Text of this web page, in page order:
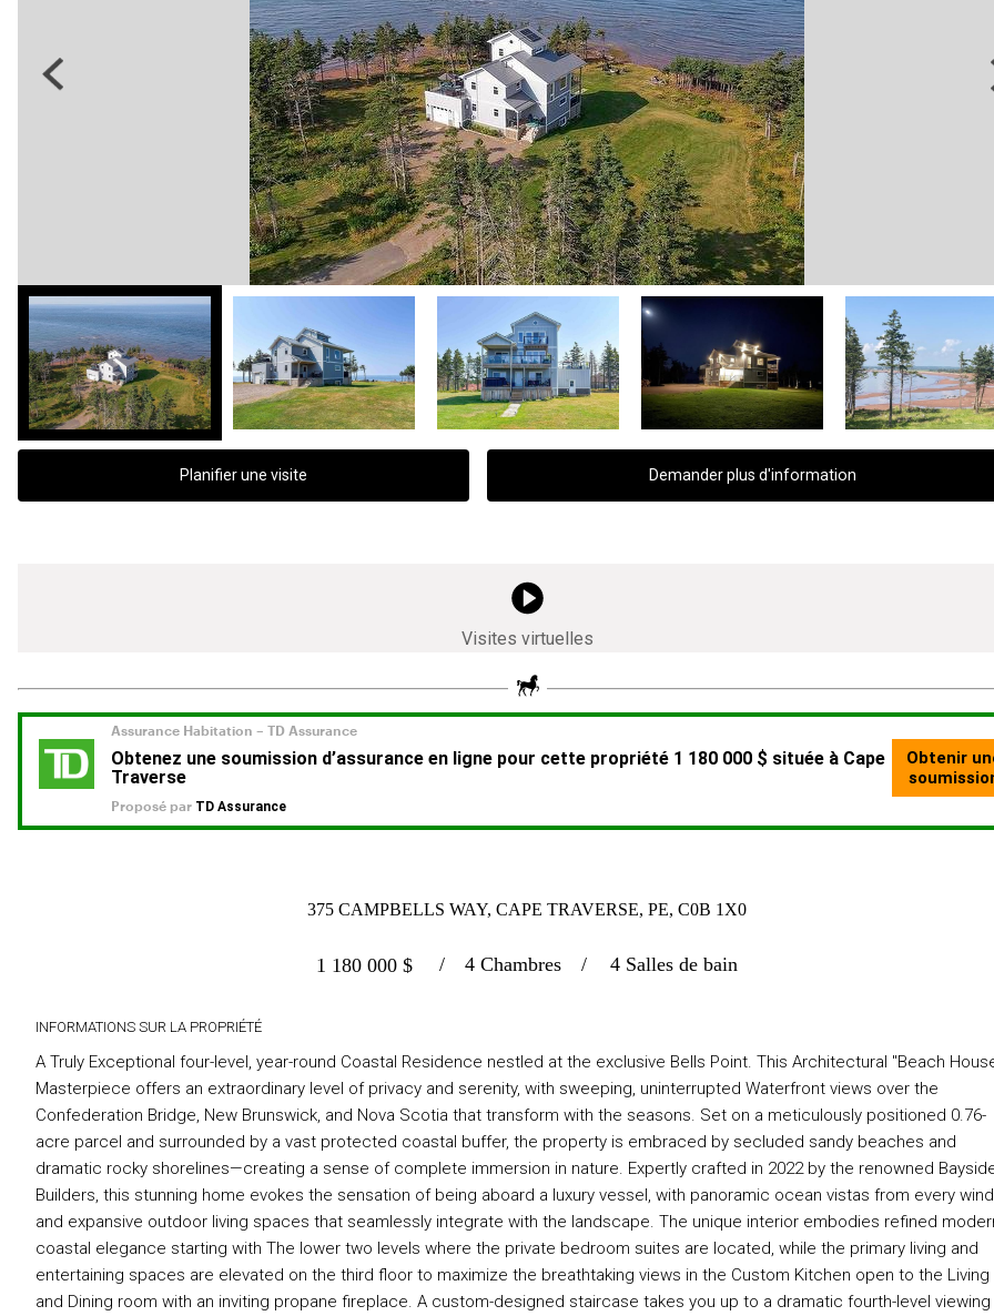
Previous
Planifier une visite Demander plus d'information
Visites virtuelles
375 CAMPBELLS WAY, CAPE TRAVERSE, PE, C0B 1X0
1 180 000$ 4 Chambres 4 Salles de bain
INFORMATIONS SUR LA PROPRIÉTÉ
A Truly Exceptional four-level, year-round Coastal Residence nestled at the exclusive Bells Point. This Architectural "Beach
Masterpiece offers an extraordinary level of privacy and serenity, with sweeping, uninterrupted Waterfront views over the
Confederation Bridge, New Brunswick, and Nova Scotia that transform with the seasons. Set on a meticulously positioned 0.76-
acre parcel and surrounded by a vast protected coastal buffer, the property is embraced by secluded sandy beaches and
dramatic rocky shorelines—creating a sense of complete immersion in nature. Expertly crafted in 2022 by the renowned
Builders, this stunning home evokes the sensation of being aboard a luxury vessel, with panoramic ocean vistas from every
and expansive outdoor living spaces that seamlessly integrate with the landscape. The unique interior embodies refined
coastal elegance starting with The lower two levels where the private bedroom suites are located, while the primary living and
entertaining spaces are elevated on the third floor to maximize the breathtaking views in the Custom Kitchen open to the Living
and Dining room with an inviting propane fireplace. A custom-designed staircase takes you up to a dramatic fourth-level viewing